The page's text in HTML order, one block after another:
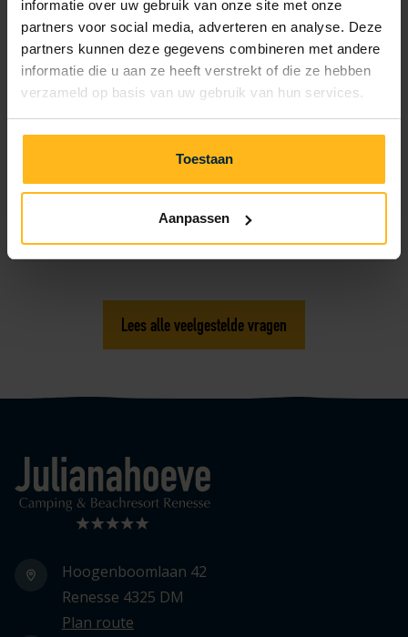
informatie over uw gebruik van onze site met onze
partners voor social media, adverteren en analyse. Deze
partners kunnen deze gegevens combineren met andere
informatie die u aan ze heeft verstrekt of die ze hebben
verzameld op basis van uw gebruik van hun services.
Toestaan
Aanpassen
Ik verblijf niet op de camping, kan ik wel van het
zwembad gebruik maken?
Zijn er kluisjes op het park?
Moet ik in de wellness badkleding dragen?
Lees alle veelgestelde vragen
Logo Julianahoeve
Hoogenboomlaan 42
Renesse 4325 DM
Plan route